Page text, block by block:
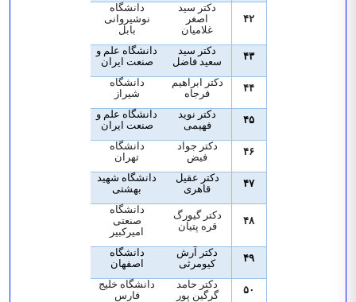
۴۲
دکتر سید
اصغر
غلامیان
دانشگاه
نوشیروانی
بابل
۴۳
دکتر سید
سعید فاضل
دانشگاه علم و
صنعت ایران
۴۴
دکتر ابراهیم
فرجاه
دانشگاه
شیراز
۴۵
دکتر نوید
فهیمی
دانشگاه علم و
صنعت ایران
۴۶
دکتر جواد
فیض
دانشگاه
تهران
۴۷
دکتر عقیل
قاهری
دانشگاه شهید
بهشتی
۴۸
دکتر گیورگ
قره پتیان
دانشگاه
صنعتی
امیرکبیر
۴۹
دکتر آرش
کیومرثی
دانشگاه
اصفهان
۵۰
دکتر حامد
گرگین پور
دانشگاه خلیج
فارس